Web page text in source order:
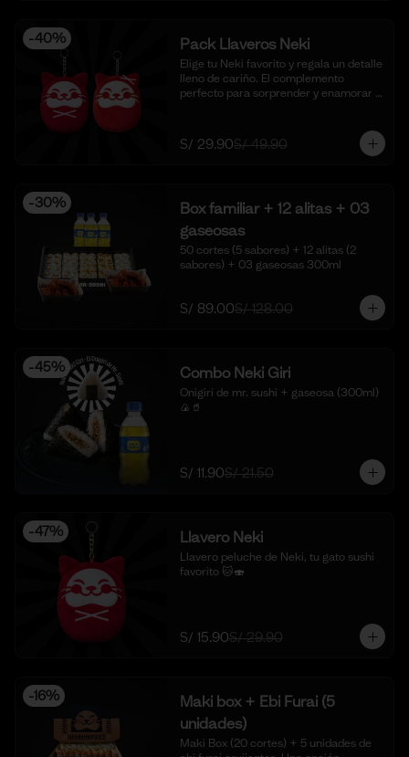
-40% Pack Llaveros Neki
Elige tu Neki favorito y regala un detalle
lleno de cariño. El complemento
perfecto para sorprender y enamorar
S/ 29.90S/ 49.90
-30%
Box familiar + 12 alitas + 03
gaseosas
50 cortes (5 sabores) + 12 alitas (2
sabores) + 03 gaseosas 300ml
S/ 89.00S/ 128.00
-45% Combo Neki Giri
Onigiri de mr. sushi + gaseosa (300ml)
🍙🥤
S/ 11.90S/ 21.50
-47% Llavero Neki
Llavero peluche de Neki, tu gato sushi
favorito 🐱🍣
S/ 15.90S/ 29.90
-16%
Maki box + Ebi Furai (5
unidades)
Maki Box (20 cortes) + 5 unidades de